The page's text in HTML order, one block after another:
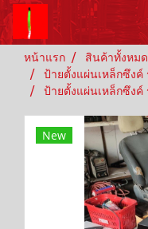
หน้าแรก สินค้าทั้งหมด
ป้ายตั้งแผ่นเหล็กซึง
ป้ายตั้งแผ่นเหล็กซึง
New